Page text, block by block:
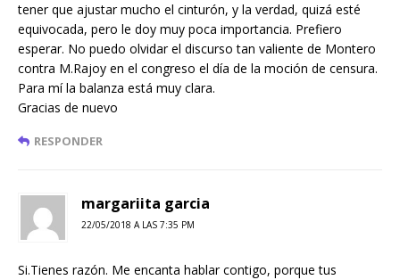
tener que ajustar mucho el cinturón, y la verdad, quizá esté
equivocada, pero le doy muy poca importancia. Prefiero
esperar. No puedo olvidar el discurso tan valiente de Montero
contra M.Rajoy en el congreso el día de la moción de censura.
Para mí la balanza está muy clara.
Gracias de nuevo
RESPONDER
margariita garcia
22/05/2018 A LAS 7:35 PM
Si.Tienes razón. Me encanta hablar contigo, porque tus